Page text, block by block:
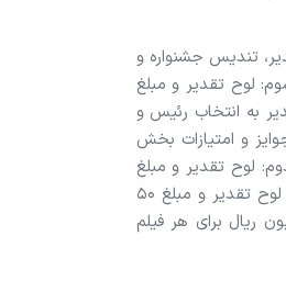
تندیس جشنواره و
ریال جایزه نقدی و نفر سوم: لوح تقدیر و مبلغ
دو عکس شایسته تقدیر به انتخاب رئیس و
و امتیازات بخش
ریال جایزه نقدی، نفر دوم: لوح تقدیر و مبلغ
۲۰۰ میلیون ریال جایزه نقدی و نفر سوم: لوح تقدیر و مبلغ ۱۵۰ میلیون ریال جایزه نقدی. همچنین لوح تقدیر و مبلغ ۵۰
شایسته تقدیر به انتخاب رئیس و دبیر جشنواره اهدا می‌شود. مبلغ ۱۰ میلیون ریال برای هر فیلم